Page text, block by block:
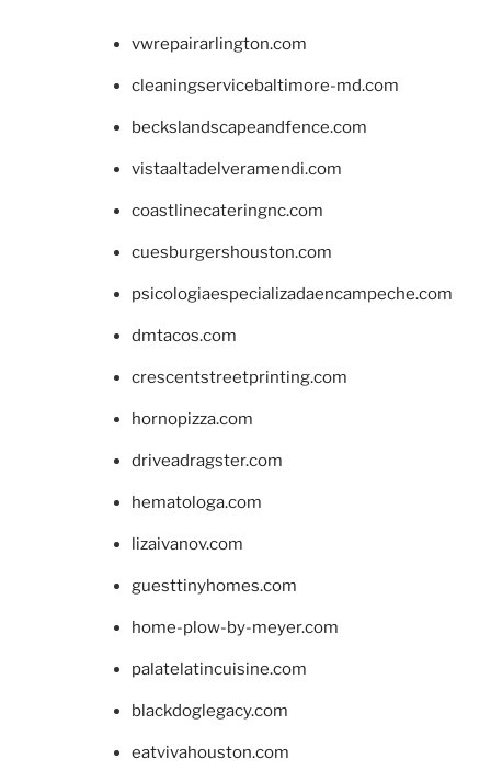
vwrepairarlington.com
cleaningservicebaltimore-md.com
beckslandscapeandfence.com
vistaaltadelveramendi.com
coastlinecateringnc.com
cuesburgershouston.com
psicologiaespecializadaencampeche.com
dmtacos.com
crescentstreetprinting.com
hornopizza.com
driveadragster.com
hematologa.com
lizaivanov.com
guesttinyhomes.com
home-plow-by-meyer.com
palatelatincuisine.com
blackdoglegacy.com
eatvivahouston.com